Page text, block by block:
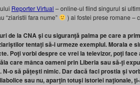
Reporter Virtual – online-ul fiind singurul si
“ziaristii fara nume”
) ai fostei prese romane –
de la CNA şi cu siguranţă palma pe care a
tentaţi să-i urmeze exemplul. Morala e
Poţi vorbi despre ce vrei la televizor, poţi
care mânca oameni prin Liberia sau să-ţi
N-o să păţeşti nimic. Dar dacă faci prostia şi
sau nu, aparţin totuşi istoriei naţionale,